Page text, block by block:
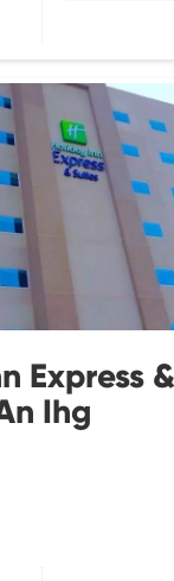
Express
Ihg